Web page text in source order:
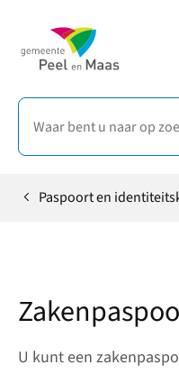
HomePaspoort en
U kunt een